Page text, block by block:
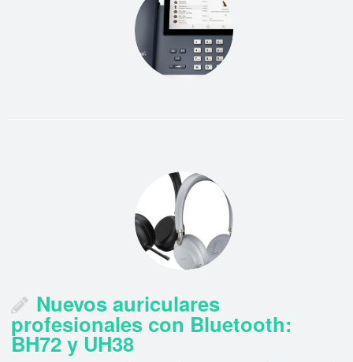
Nuevos auriculares
profesionales con Bluetooth:
BH72 y UH38